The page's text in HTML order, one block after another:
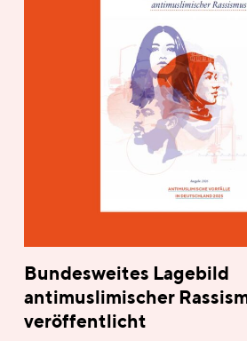
Bundesweites Lagebild
antimuslimischer
veröffentlicht